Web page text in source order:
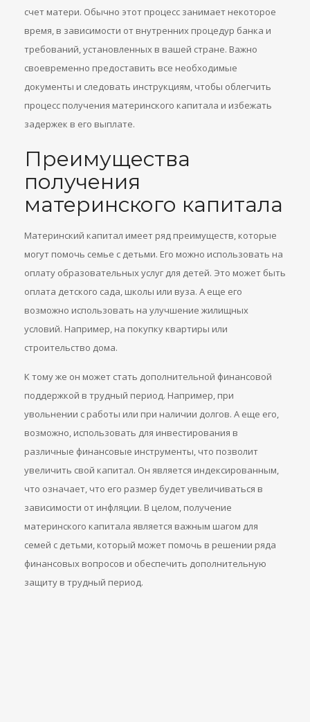
счет матери. Обычно этот процесс занимает некоторое
время, в зависимости от внутренних процедур банка и
требований, установленных в вашей стране. Важно
своевременно предоставить все необходимые
документы и следовать инструкциям, чтобы облегчить
процесс получения материнского капитала и избежать
задержек в его выплате.
Преимущества
получения
материнского капитала
Материнский капитал имеет ряд преимуществ, которые
могут помочь семье с детьми. Его можно использовать на
оплату образовательных услуг для детей. Это может быть
оплата детского сада, школы или вуза. А еще его
возможно использовать на улучшение жилищных
условий. Например, на покупку квартиры или
строительство дома.
К тому же он может стать дополнительной финансовой
поддержкой в трудный период. Например, при
увольнении с работы или при наличии долгов. А еще его,
возможно, использовать для инвестирования в
различные финансовые инструменты, что позволит
увеличить свой капитал. Он является индексированным,
что означает, что его размер будет увеличиваться в
зависимости от инфляции. В целом, получение
материнского капитала является важным шагом для
семей с детьми, который может помочь в решении ряда
финансовых вопросов и обеспечить дополнительную
защиту в трудный период.